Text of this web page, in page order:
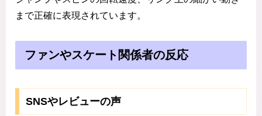
まで正確に表現されています。
ファンやスケート関係者の反応
SNSやレビューの声